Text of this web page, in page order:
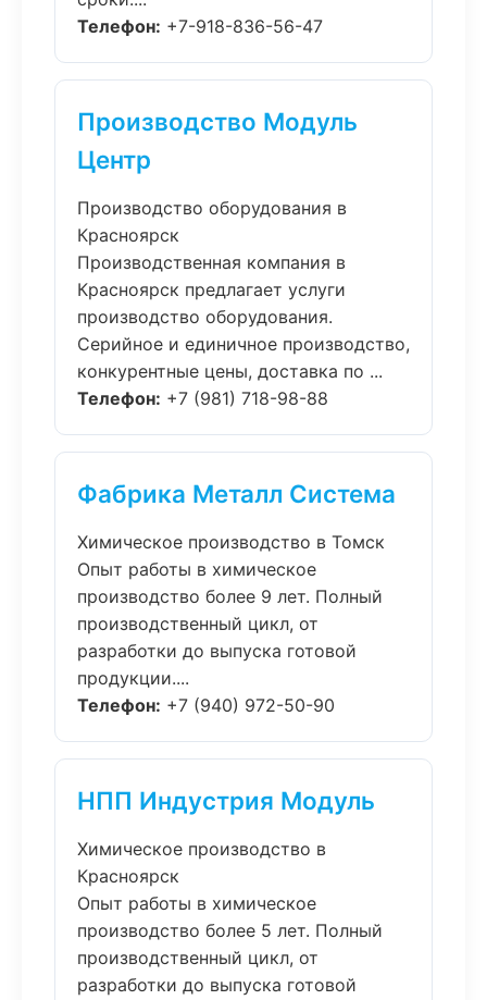
Телефон: +7-918-836-56-47
Производство Модуль
Центр
Производство оборудования в
Красноярск
Производственная компания в
Красноярск предлагает услуги
производство оборудования.
Серийное и единичное производство,
конкурентные цены, доставка по ...
Телефон: +7 (981) 718-98-88
Фабрика Металл Система
Химическое производство в Томск
Опыт работы в химическое
производство более 9 лет. Полный
производственный цикл, от
разработки до выпуска готовой
продукции....
Телефон: +7 (940) 972-50-90
НПП Индустрия Модуль
Химическое производство в
Красноярск
Опыт работы в химическое
производство более 5 лет. Полный
производственный цикл, от
разработки до выпуска готовой